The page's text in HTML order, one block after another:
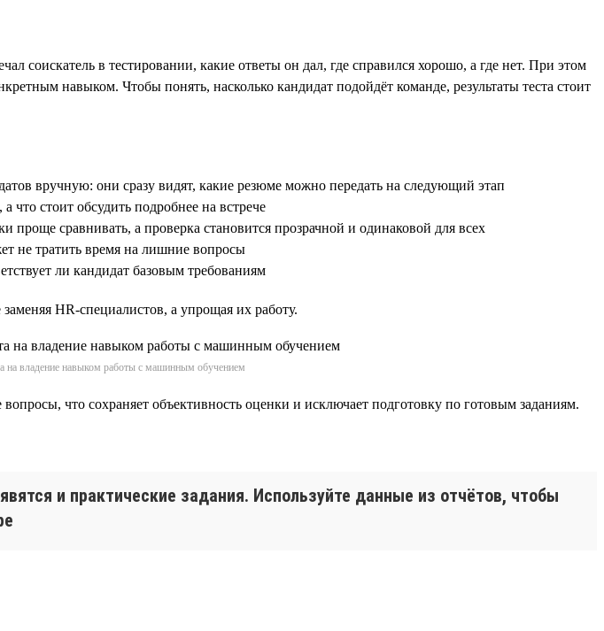
соискатель в тестировании, какие ответы он дал, где справился хорошо, а где нет. При этом
навыком. Чтобы понять, насколько кандидат подойдёт команде, результаты теста стоит
вручную: они сразу видят, какие резюме можно передать на следующий этап
что стоит обсудить подробнее на встрече
сравнивать, а проверка становится прозрачной и одинаковой для всех
не тратить время на лишние вопросы
ли кандидат базовым требованиям
HR-специалистов, а упрощая их работу.
на владение навыком работы с машинным обучением
что сохраняет объективность оценки и исключает подготовку по готовым заданиям.
и практические задания. Используйте данные из отчётов, чтобы